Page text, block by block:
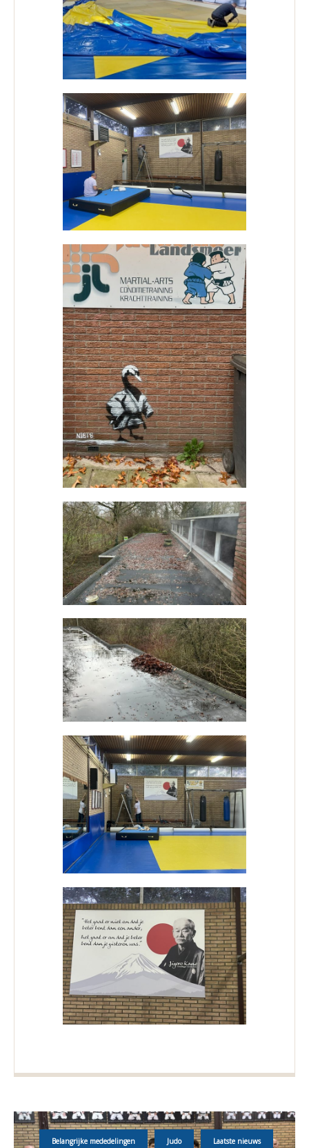
Belangrijke mededelingen Judo Laatste nieuws